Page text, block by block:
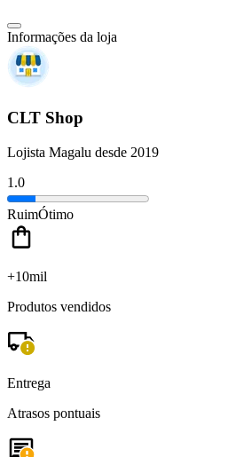
Informações da loja
CLT Shop
Lojista Magalu desde 2019
1.0
RuimÓtimo
+10mil
Produtos vendidos
Entrega
Atrasos pontuais